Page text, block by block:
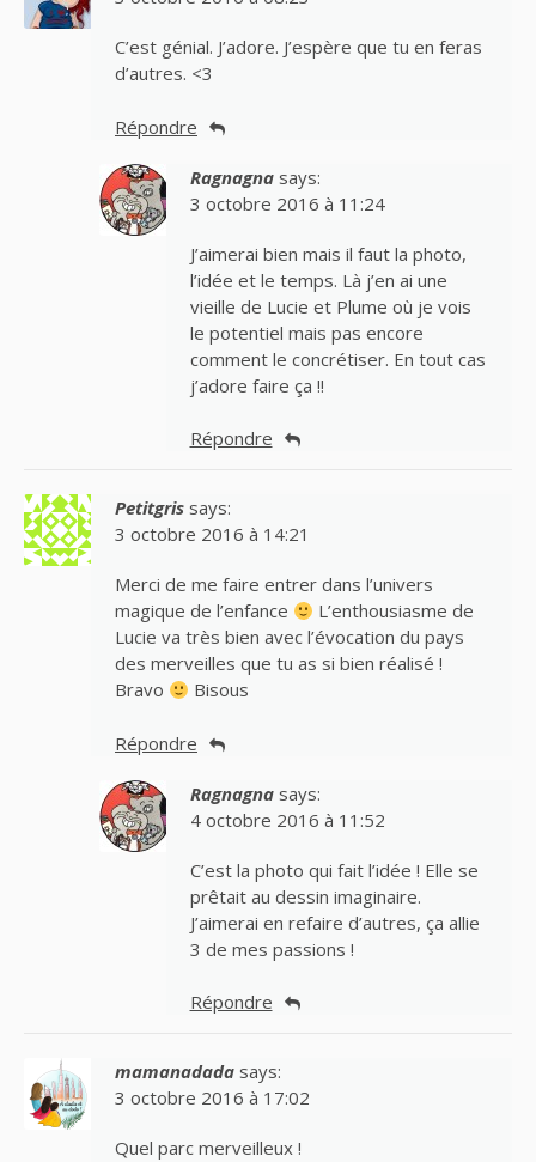
C’est génial. J’adore. J’espère que tu en feras
d’autres. <3
Répondre
Ragnagna says:
3 octobre 2016 à 11:24
J’aimerai bien mais il faut la photo,
l’idée et le temps. Là j’en ai une
vieille de Lucie et Plume où je vois
le potentiel mais pas encore
comment le concrétiser. En tout cas
j’adore faire ça !!
Répondre
Petitgris says:
3 octobre 2016 à 14:21
Merci de me faire entrer dans l’univers
magique de l’enfance
L’enthousiasme de
Lucie va très bien avec l’évocation du pays
des merveilles que tu as si bien réalisé !
Bravo
Bisous
Répondre
Ragnagna says:
4 octobre 2016 à 11:52
C’est la photo qui fait l’idée ! Elle se
prêtait au dessin imaginaire.
J’aimerai en refaire d’autres, ça allie
3 de mes passions !
Répondre
mamanadada says:
3 octobre 2016 à 17:02
Quel parc merveilleux !